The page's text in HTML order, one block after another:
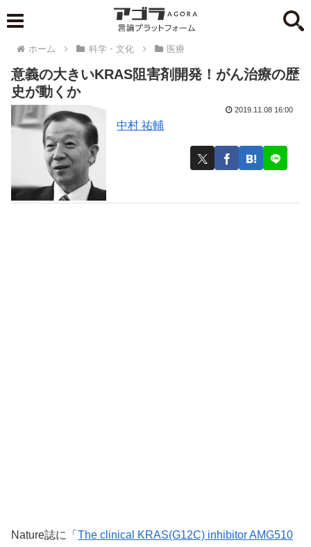
ホーム 科学・文化 医療
意義の大きいKRAS阻害剤開発！がん治療の歴
史が動くか
中村 祐輔
2019.11.08 16:00
Nature誌に「 The clinical KRAS(G12C) inhibitor AMG510